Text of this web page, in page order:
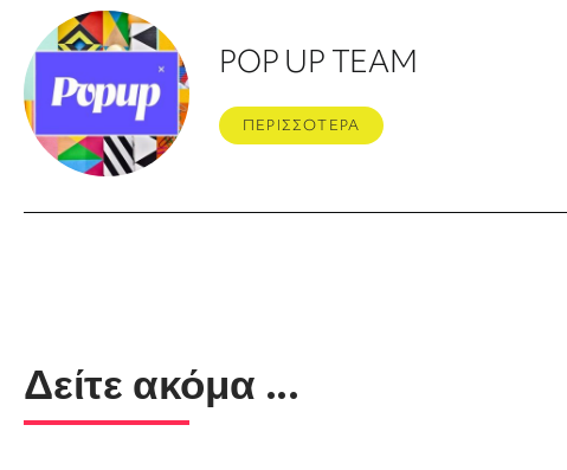
POP UP TEAM
ΠΕΡΙΣΣΟΤΕΡΑ
Δείτε ακόμα ...